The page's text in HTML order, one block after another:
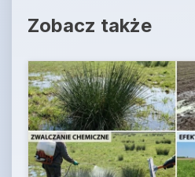
Zobacz także